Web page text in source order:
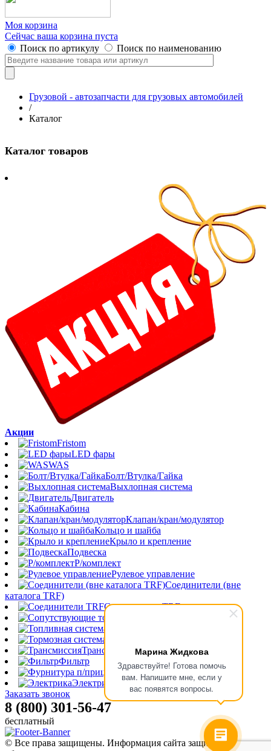
Марина Жидкова
Здравствуйте! Готова помочь
вам. Напишите мне, если у
вас появятся вопросы.
Моя корзина
Сейчас ваша корзина пуста
Поиск по артикулу
Поиск по наименованию
Грузовой - автозапчасти для грузовых автомобилей
/
Каталог
Каталог товаров
Акции
Fristom
LED фары
WAS
Болт/Втулка/Гайка
Выхлопная система
Двигатель
Кабина
Клапан/кран/модулятор
Кольцо и шайба
Крыло и крепление
Подвеска
Р/комплект
Рулевое управление
Соединители (вне
каталога TRF)
Соединители TRF
Трансмиссия
Фильтр
Фурнитура п/прицепа
Электрика
Заказать звонок
8 (800) 301-56-47
бесплатный
© Все права защищены. Информация сайта защищена законом